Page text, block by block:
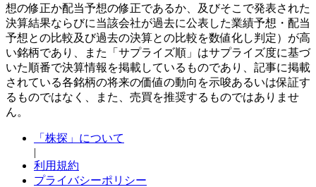
想の修正か配当予想の修正であるか、及びそこで発表された
決算結果ならびに当該会社が過去に公表した業績予想・配当
予想との比較及び過去の決算との比較を数値化し判定）が高
い銘柄であり、また「サプライズ順」はサプライズ度に基づ
いた順番で決算情報を掲載しているものであり、記事に掲載
されている各銘柄の将来の価値の動向を示唆あるいは保証す
るものではなく、また、売買を推奨するものではありませ
ん。
「株探」について
|
利用規約
プライバシーポリシー